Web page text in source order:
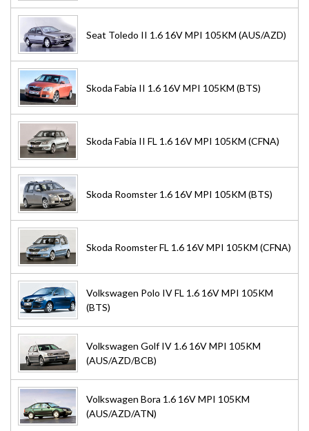
Seat Toledo II 1.6 16V MPI 105KM (AUS/AZD)
Skoda Fabia II 1.6 16V MPI 105KM (BTS)
Skoda Fabia II FL 1.6 16V MPI 105KM (CFNA)
Skoda Roomster 1.6 16V MPI 105KM (BTS)
Skoda Roomster FL 1.6 16V MPI 105KM (CFNA)
Volkswagen Polo IV FL 1.6 16V MPI 105KM
(BTS)
Volkswagen Golf IV 1.6 16V MPI 105KM
(AUS/AZD/BCB)
Volkswagen Bora 1.6 16V MPI 105KM
(AUS/AZD/ATN)